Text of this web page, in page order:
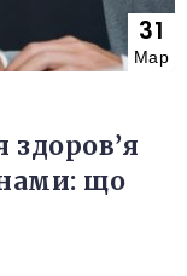
31
Мар
що